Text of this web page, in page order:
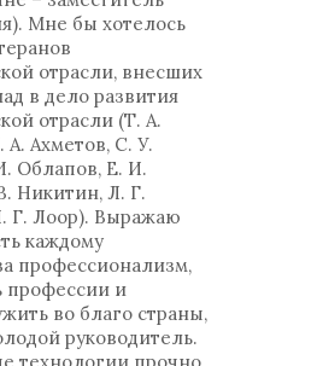
Мне бы хотелось
отрасли, внесших
в дело развития
отрасли (Т. А.
Ахметов, С. У.
Облапов, Е. И.
Никитин, Л. Г.
Г. Лоор). Выражаю
каждому
профессионализм,
профессии и
во благо страны,
руководитель.